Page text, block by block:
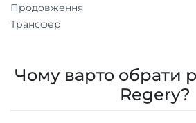
Продовження
Трансфер
Чому варто обрати
Regery?